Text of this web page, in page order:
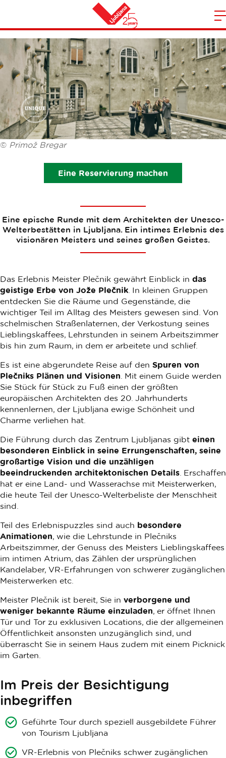
Heim
MEISTER PLEČNIK
© Primož Bregar
Eine Reservierung machen
Eine epische Runde mit dem Architekten der Unesco-
Welterbestätten in Ljubljana. Ein intimes Erlebnis des
visionären Meisters und seines großen Geistes.
Das Erlebnis Meister Plečnik gewährt Einblick in das
geistige Erbe von Jože Plečnik . In kleinen Gruppen
entdecken Sie die Räume und Gegenstände, die
wichtiger Teil im Alltag des Meisters gewesen sind. Von
schelmischen Straßenlaternen, der Verkostung seines
Lieblingskaffees, Lehrstunden in seinem Arbeitszimmer
bis hin zum Raum, in dem er arbeitete und schlief.
Es ist eine abgerundete Reise auf den Spuren von
Plečniks Plänen und Visionen . Mit einem Guide werden
Sie Stück für Stück zu Fuß einen der größten
europäischen Architekten des 20. Jahrhunderts
kennenlernen, der Ljubljana ewige Schönheit und
Charme verliehen hat.
Die Führung durch das Zentrum Ljubljanas gibt einen
besonderen Einblick in seine Errungenschaften, seine
großartige Vision und die unzähligen
beeindruckenden architektonischen Details . Erschaffen
hat er eine Land- und Wasserachse mit Meisterwerken,
die heute Teil der Unesco-Welterbeliste der Menschheit
sind.
Teil des Erlebnispuzzles sind auch besondere
Animationen, wie die Lehrstunde in Plečniks
Arbeitszimmer, der Genuss des Meisters Lieblingskaffees
im intimen Atrium, das Zählen der ursprünglichen
Kandelaber, VR-Erfahrungen von schwerer zugänglichen
Meisterwerken etc.
Meister Plečnik ist bereit, Sie in verborgene und
weniger bekannte Räume einzuladen, er öffnet Ihnen
Tür und Tor zu exklusiven Locations, die der allgemeinen
Öffentlichkeit ansonsten unzugänglich sind, und
überrascht Sie in seinem Haus zudem mit einem Picknick
im Garten.
Im Preis der Besichtigung
inbegriffen
Geführte Tour durch speziell ausgebildete Führer
von Tourism Ljubljana
VR-Erlebnis von Plečniks schwer zugänglichen